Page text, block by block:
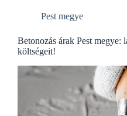
Pest megye
Betonozás árak Pest megye:
költségeit!